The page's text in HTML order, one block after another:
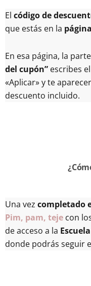
El código de
que estás en la
En esa página, la
del cupón” escribes
«Aplicar» y te
descuento incluido.
Una vez completado
Pim, pam, teje con
de acceso a la
donde podrás seguir